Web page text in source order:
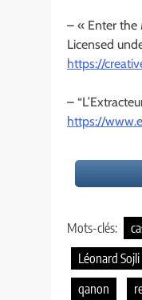
– « Enter the
Licensed
https://
–
https://
Mots-clés:
Léonard Sojli
qanon